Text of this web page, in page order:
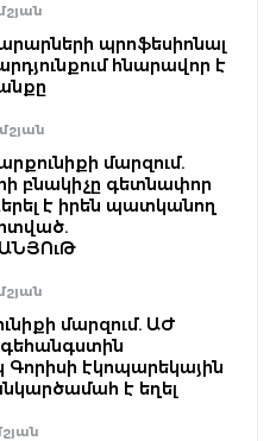
պրոֆեսիոնալ
հնարավոր է
մարզում.
բնակիչը գետնափոր
է իրեն պատկանող
մարզում. ԱԺ
էկոպարեկային
է եղել